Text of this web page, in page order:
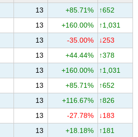
13 +85.71%
↑652
13 +160.00%
↑1,031
13 -35.00%
↓253
13 +44.44%
↑378
13 +160.00%
↑1,031
13 +85.71%
↑652
13 +116.67%
↑826
13 -27.78%
↓183
13 +18.18%
↑181